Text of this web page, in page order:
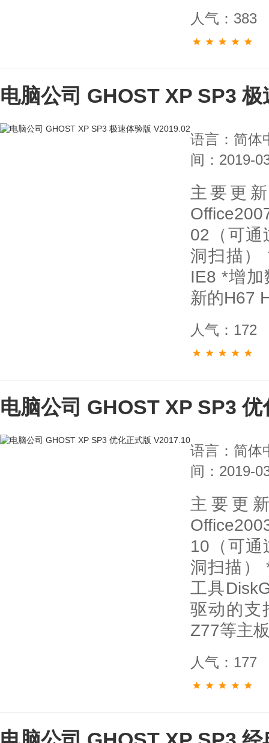
人气：383
电脑公司 GHOST XP SP3
语言：简体
间：2019-
主要更
02（可通
洞扫描）
IE8 *增
新的H67
人气：172
电脑公司 GHOST XP SP3
语言：简体
间：2019-
主要更
10（可通
洞扫描）
工具
驱动的支
Z77等主
人气：177